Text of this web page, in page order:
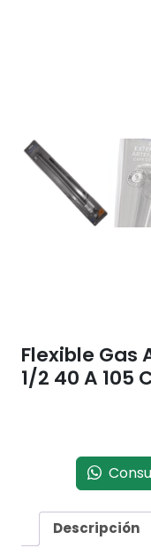
Flexible Gas
1/2 40 A 105
Descripción